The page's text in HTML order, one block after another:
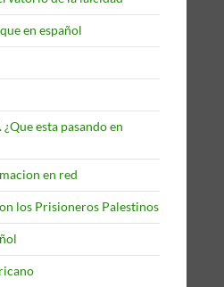
en español
esta pasando en
en red
los Prisioneros Palestinos